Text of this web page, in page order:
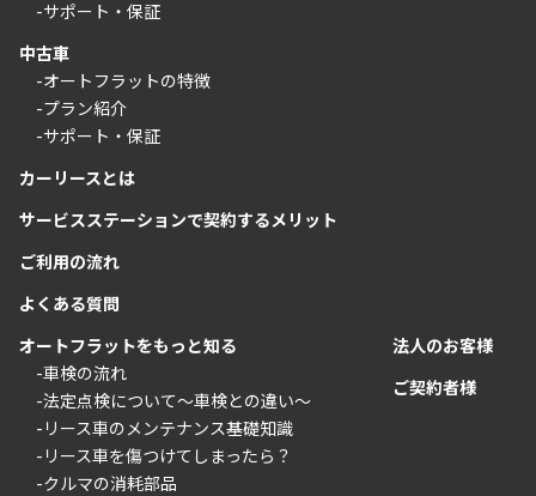
-サポート・保証
中古車
-オートフラットの特徴
-プラン紹介
-サポート・保証
カーリースとは
サービスステーションで契約するメリット
ご利用の流れ
よくある質問
オートフラットをもっと知る
-車検の流れ
-法定点検について〜車検との違い〜
-リース車のメンテナンス基礎知識
-リース車を傷つけてしまったら？
-クルマの消耗部品
法人のお客様
ご契約者様